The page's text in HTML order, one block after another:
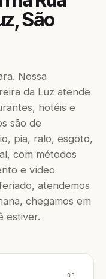
São
Nossa
da Luz atende
hotéis e
são de
pia, ralo, esgoto,
com métodos
e vídeo
atendemos
chegamos em
estiver.
01